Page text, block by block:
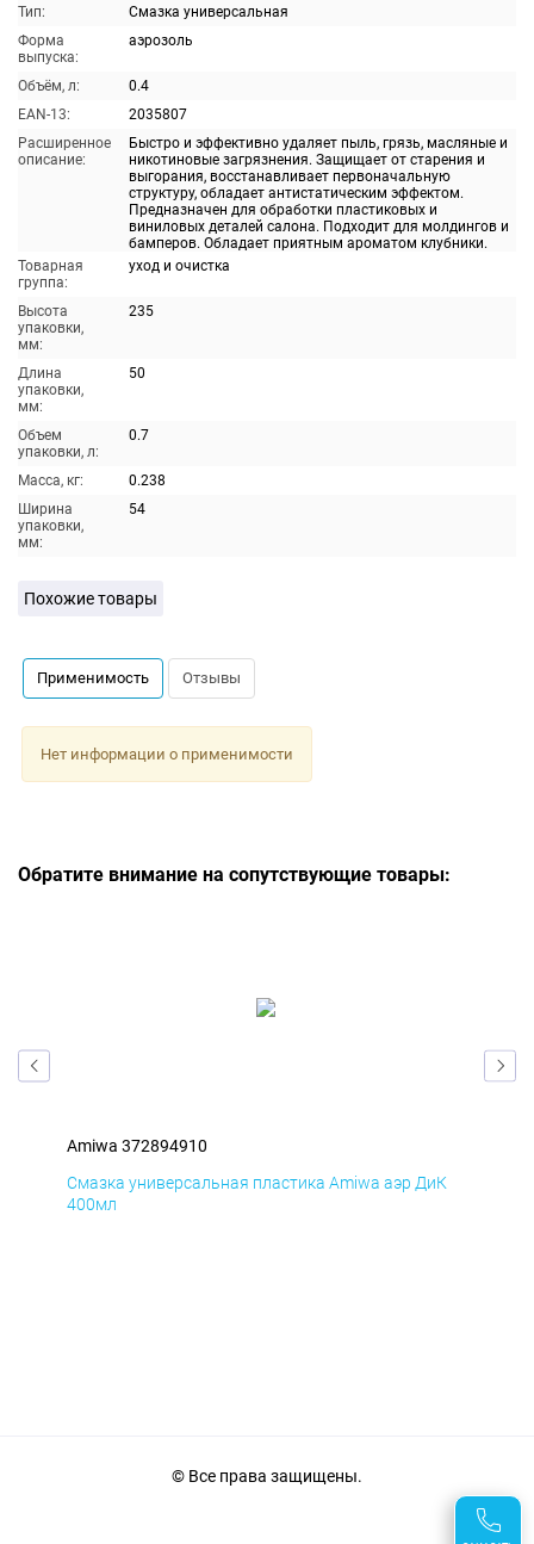
Тип:
Смазка универсальная
Форма
выпуска:
аэрозоль
Объём, л:
0.4
EAN-13:
2035807
Расширенное
описание:
Быстро и эффективно удаляет пыль, грязь, масляные и
никотиновые загрязнения. Защищает от старения и
выгорания, восстанавливает первоначальную
структуру, обладает антистатическим эффектом.
Предназначен для обработки пластиковых и
виниловых деталей салона. Подходит для молдингов и
бамперов. Обладает приятным ароматом клубники.
Товарная
группа:
уход и очистка
Высота
упаковки,
мм:
235
Длина
упаковки,
мм:
50
Объем
упаковки, л:
0.7
Масса, кг:
0.238
Ширина
упаковки,
мм:
54
Похожие товары
Применимость Отзывы
Нет информации о применимости
Обратите внимание на сопутствующие товары:
Amiwa 372894910
Смазка универсальная пластика Amiwa аэр ДиК
400мл
© Все права защищены.